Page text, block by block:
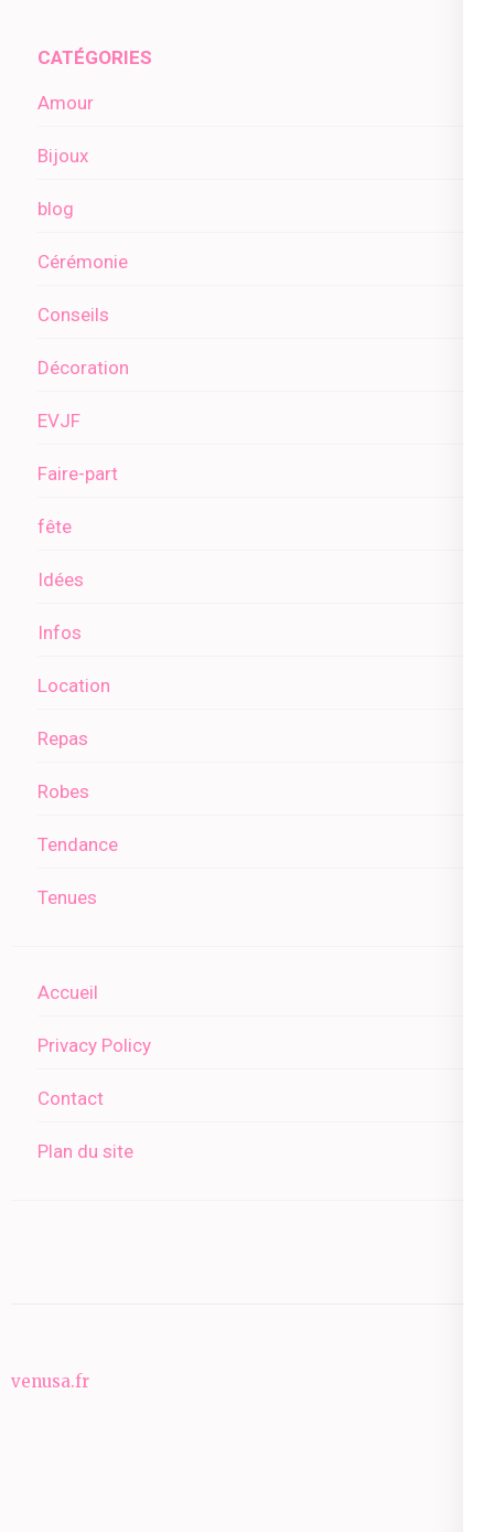
CATÉGORIES
Amour
Bijoux
blog
Cérémonie
Conseils
Décoration
EVJF
Faire-part
fête
Idées
Infos
Location
Repas
Robes
Tendance
Tenues
Accueil
Privacy Policy
Contact
Plan du site
venusa.fr